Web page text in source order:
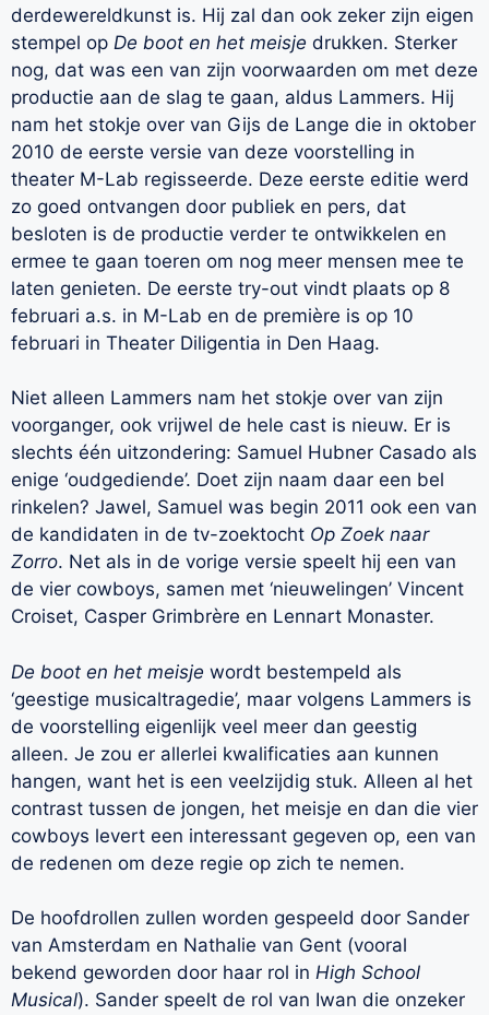
derdewereldkunst is. Hij zal dan ook zeker zijn eigen
stempel op De boot en het meisje drukken. Sterker
nog, dat was een van zijn voorwaarden om met deze
productie aan de slag te gaan, aldus Lammers. Hij
nam het stokje over van Gijs de Lange die in oktober
2010 de eerste versie van deze voorstelling in
theater M-Lab regisseerde. Deze eerste editie werd
zo goed ontvangen door publiek en pers, dat
besloten is de productie verder te ontwikkelen en
ermee te gaan toeren om nog meer mensen mee te
laten genieten. De eerste try-out vindt plaats op 8
februari a.s. in M-Lab en de première is op 10
februari in Theater Diligentia in Den Haag.
Niet alleen Lammers nam het stokje over van zijn
voorganger, ook vrijwel de hele cast is nieuw. Er is
slechts één uitzondering: Samuel Hubner Casado als
enige ‘oudgediende’. Doet zijn naam daar een bel
rinkelen? Jawel, Samuel was begin 2011 ook een van
de kandidaten in de tv-zoektocht Op Zoek naar
Zorro. Net als in de vorige versie speelt hij een van
de vier cowboys, samen met ‘nieuwelingen’ Vincent
Croiset, Casper Grimbrère en Lennart Monaster.
De boot en het meisje wordt bestempeld als
‘geestige musicaltragedie’, maar volgens Lammers is
de voorstelling eigenlijk veel meer dan geestig
alleen. Je zou er allerlei kwalificaties aan kunnen
hangen, want het is een veelzijdig stuk. Alleen al het
contrast tussen de jongen, het meisje en dan die vier
cowboys levert een interessant gegeven op, een van
de redenen om deze regie op zich te nemen.
De hoofdrollen zullen worden gespeeld door Sander
van Amsterdam en Nathalie van Gent (vooral
bekend geworden door haar rol in High School
Musical). Sander speelt de rol van Iwan die onzeker